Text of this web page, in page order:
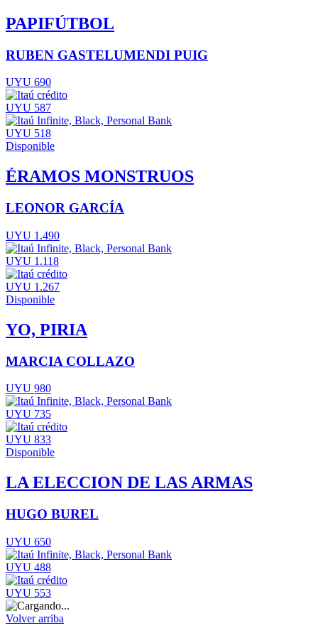
PAPIFÚTBOL
RUBEN GASTELUMENDI PUIG
UYU 690
UYU 587
UYU 518
Disponible
ÉRAMOS MONSTRUOS
LEONOR GARCÍA
UYU 1.490
UYU 1.118
UYU 1.267
Disponible
YO, PIRIA
MARCIA COLLAZO
UYU 980
UYU 735
UYU 833
Disponible
LA ELECCION DE LAS ARMAS
HUGO BUREL
UYU 650
UYU 488
UYU 553
Volver arriba